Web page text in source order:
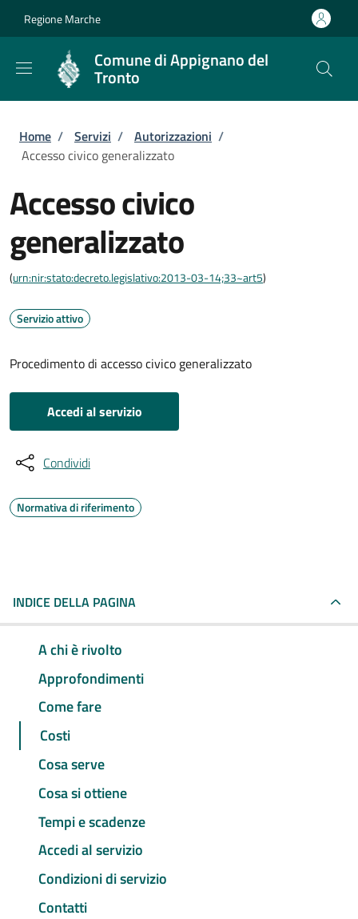
Regione Marche
Comune di Appignano del
Tronto
Briciole di pane
Home / Servizi / Autorizzazioni /
Accesso civico generalizzato
Accesso civico
generalizzato
(urn:nir:stato:decreto.legislativo:2013-03-14;33~art5)
Servizio attivo
Procedimento di accesso civico generalizzato
Accedi al servizio
Condividi
Normativa di riferimento
INDICE DELLA PAGINA
A chi è rivolto
Approfondimenti
Come fare
Costi
Cosa serve
Cosa si ottiene
Tempi e scadenze
Accedi al servizio
Condizioni di servizio
Contatti